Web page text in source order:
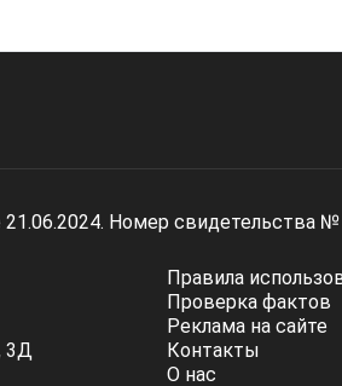
Номер свидетельства
3Д
Правила
Проверка фактов
Реклама на сайте
Контакты
О нас